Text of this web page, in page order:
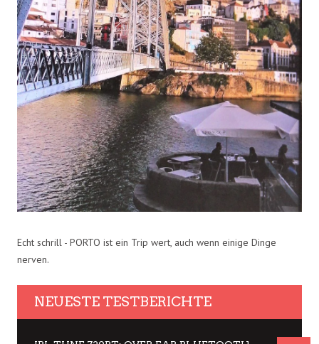
Echt schrill - PORTO ist ein Trip wert, auch wenn einige Dinge
nerven.
NEUESTE TESTBERICHTE